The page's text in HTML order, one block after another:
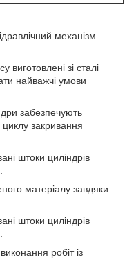
механізм
зі сталі
найважчі умови
забезпечують
закривання
штоки циліндрів
матеріалу завдяки
штоки циліндрів
робіт із